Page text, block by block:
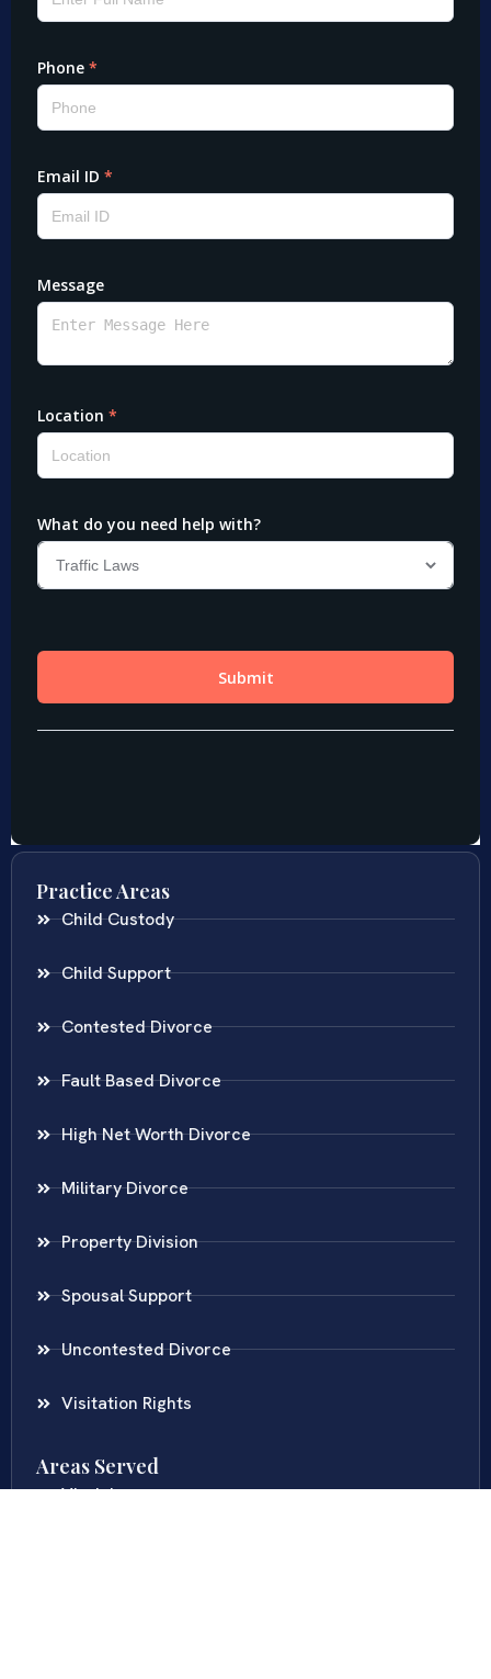
Practice Areas
Child Custody
Child Support
Contested Divorce
Fault Based Divorce
High Net Worth Divorce
Military Divorce
Property Division
Spousal Support
Uncontested Divorce
Visitation Rights
Areas Served
Virginia